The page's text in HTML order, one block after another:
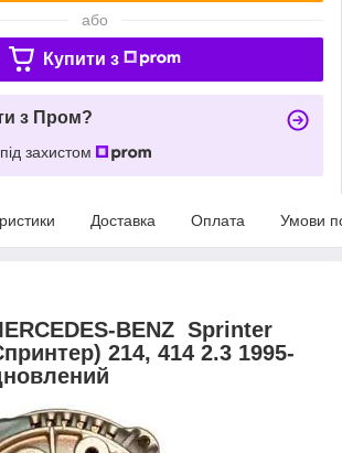
або
Купити з
з Пром?
захистом
Доставка Оплата Умови
BENZ Sprinter
214, 414 2.3 1995-